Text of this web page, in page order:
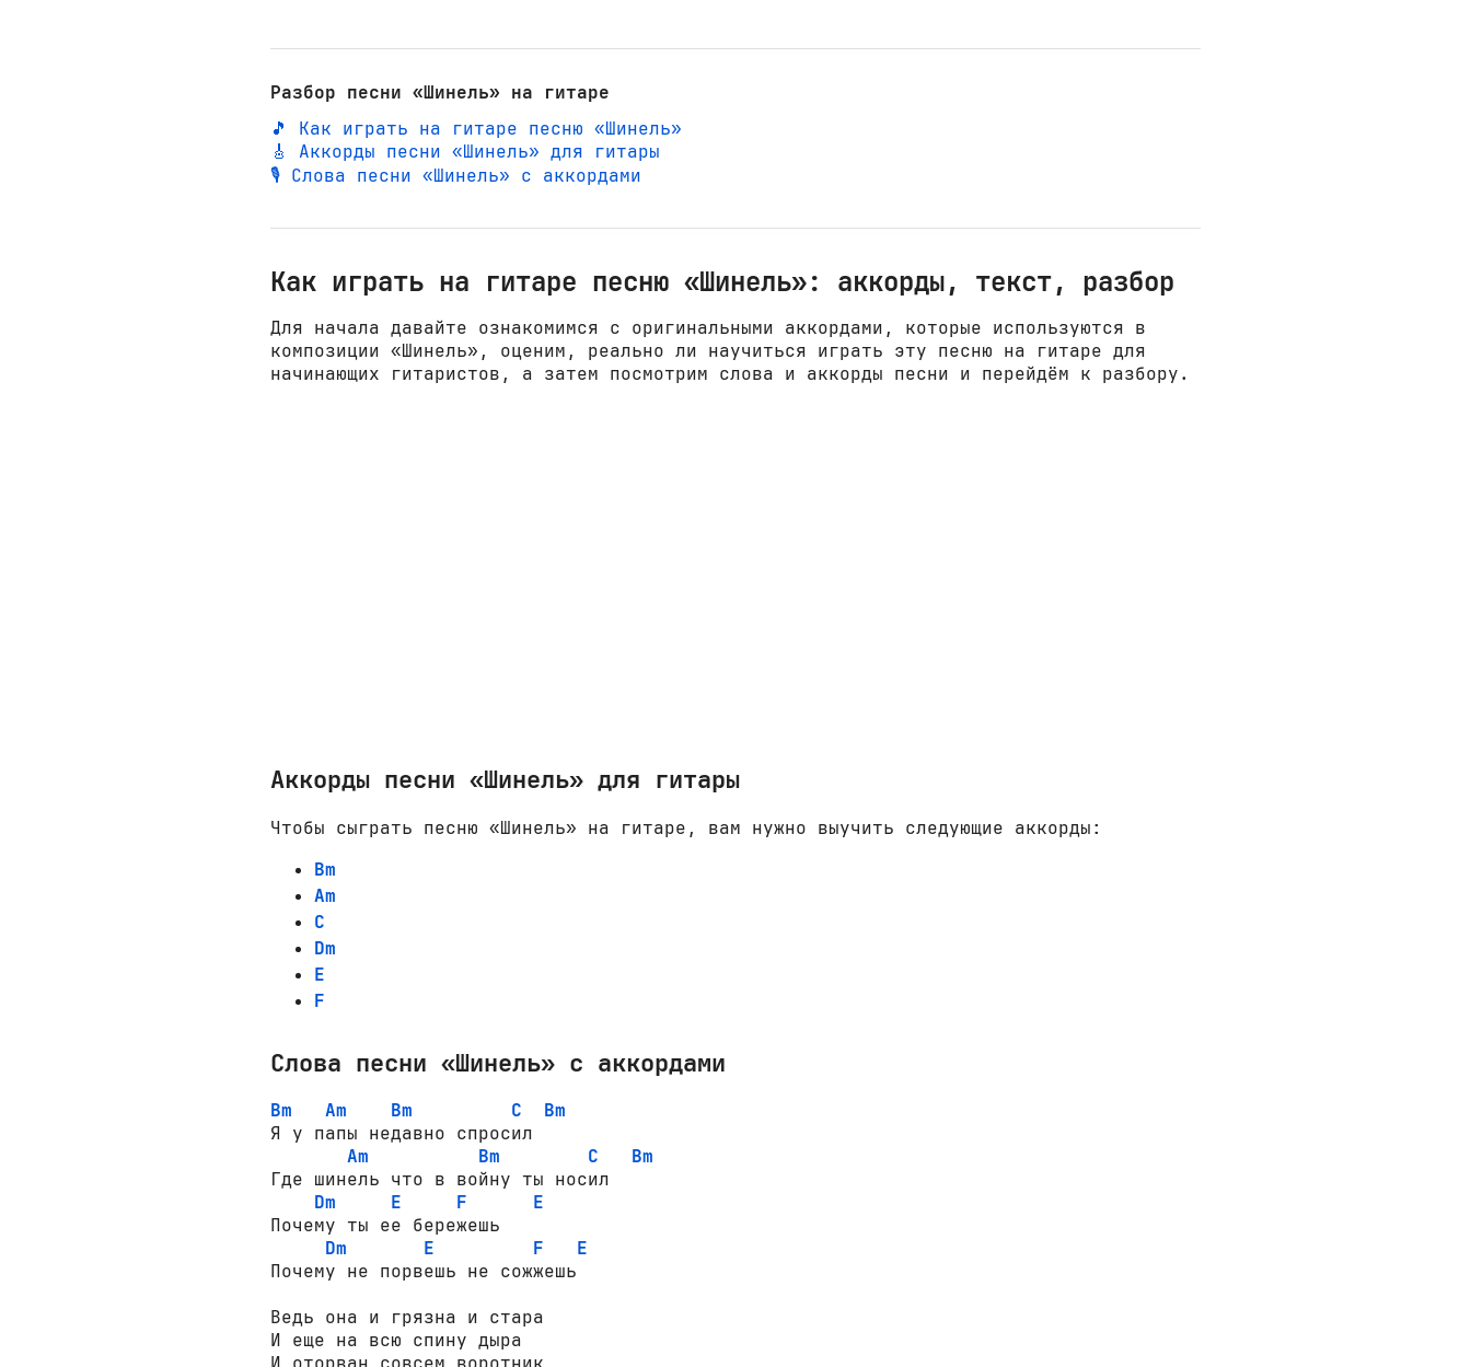
Разбор песни «Шинель» на гитаре
🎵 Как играть на гитаре песню «Шинель»
🎸 Аккорды песни «Шинель» для гитары
🎙️ Слова песни «Шинель» с аккордами
Как играть на гитаре песню «Шинель»: аккорды, текст, разбор
Для начала давайте ознакомимся с оригинальными аккордами, которые используются в
композиции «Шинель», оценим, реально ли научиться играть эту песню на гитаре для
начинающих гитаристов, а затем посмотрим слова и аккорды песни и перейдём к разбору.
Аккорды песни «Шинель» для гитары
Чтобы сыграть песню «Шинель» на гитаре, вам нужно выучить следующие аккорды:
Bm
Am
C
Dm
E
F
Слова песни «Шинель» с аккордами
Bm Am Bm C
Bm
Я у папы недавно спросил
Am
Bm C
Bm
Где шинель что в войну ты носил
Dm
E F
E
Почему ты ее бережешь
Dm
E F
E
Почему не порвешь не сожжешь
Ведь она и грязна и стара
И еще на всю спину дыра